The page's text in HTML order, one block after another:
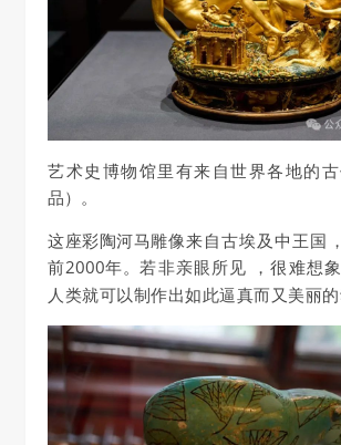
艺术史博物馆里有来自世界各地的
品）。
这座彩陶河马雕像来自古埃及中王国
前2000年。若非亲眼所见 ，很难想
人类就可以制作出如此逼真而又美丽的